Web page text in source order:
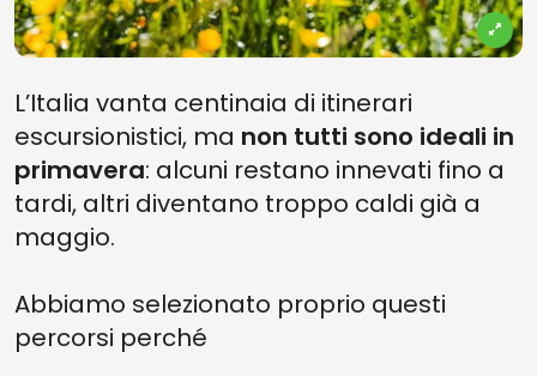
L’Italia vanta centinaia di itinerari
escursionistici, ma non tutti sono ideali in
primavera: alcuni restano innevati fino a
tardi, altri diventano troppo caldi già a
maggio.
Abbiamo selezionato proprio questi
percorsi perché